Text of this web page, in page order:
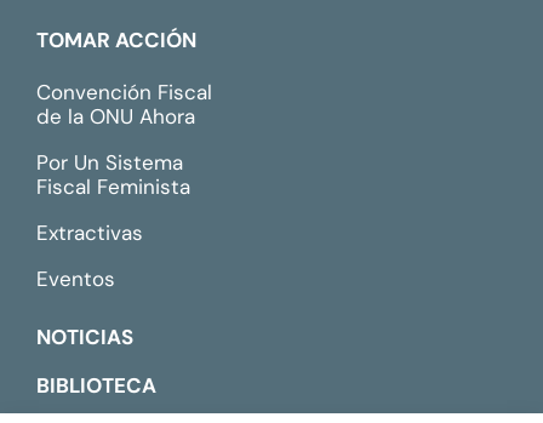
TOMAR ACCIÓN
Convención Fiscal
de la ONU Ahora
Por Un Sistema
Fiscal Feminista
Extractivas
Eventos
NOTICIAS
BIBLIOTECA